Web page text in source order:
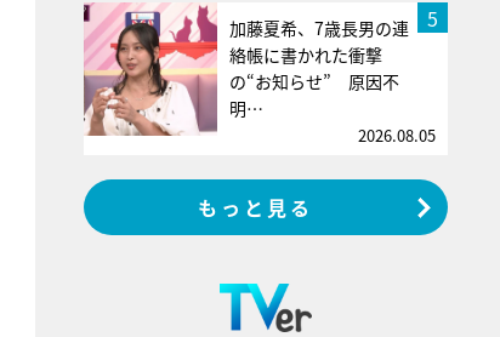
5
加藤夏希、7歳長男の連
絡帳に書かれた衝撃
の“お知らせ” 原因不
明…
2026.08.05
もっと見る